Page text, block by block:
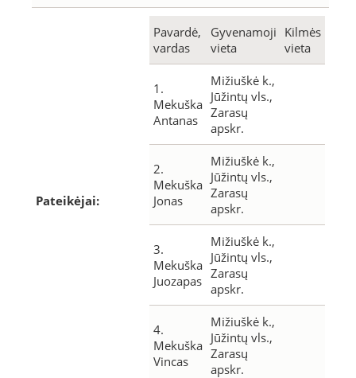
Pateikėjai:
Pavardė,
vardas
Gyvenamoji
vieta
Kilmės
vieta
1.
Mekuška
Antanas
Mižiuškė k.,
Jūžintų vls.,
Zarasų
apskr.
2.
Mekuška
Jonas
Mižiuškė k.,
Jūžintų vls.,
Zarasų
apskr.
3.
Mekuška
Juozapas
Mižiuškė k.,
Jūžintų vls.,
Zarasų
apskr.
4.
Mekuška
Vincas
Mižiuškė k.,
Jūžintų vls.,
Zarasų
apskr.